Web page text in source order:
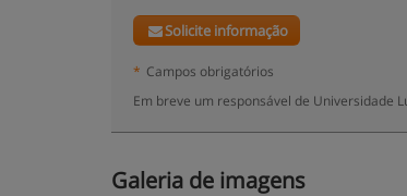
Solicite informação
* Campos obrigatórios
Em breve um responsável de Universidade
Galeria de imagens